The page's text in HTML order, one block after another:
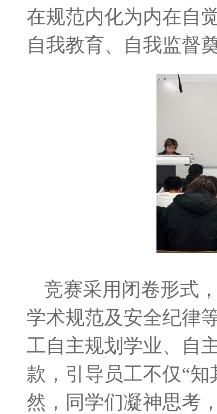
在规范内化为内在自
自我教育、自我监督
竞赛采用闭卷形式
学术规范及安全纪律
工自主规划学业、自
款，引导员工不仅“
然，同学们凝神思考